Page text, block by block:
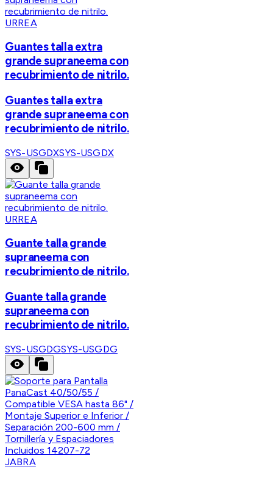
URREA
Guantes talla extra
grande supraneema con
recubrimiento de nitrilo.
Guantes talla extra
grande supraneema con
recubrimiento de nitrilo.
SYS-USGDXSYS-USGDX
URREA
Guante talla grande
supraneema con
recubrimiento de nitrilo.
Guante talla grande
supraneema con
recubrimiento de nitrilo.
SYS-USGDGSYS-USGDG
JABRA